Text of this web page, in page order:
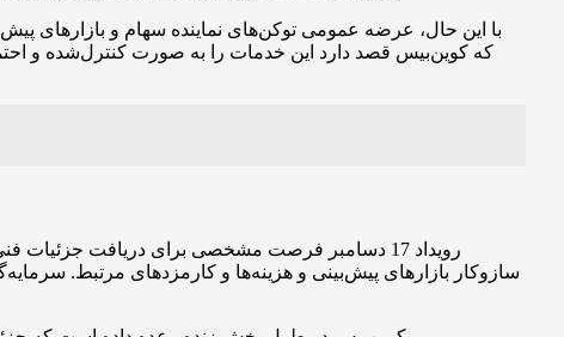
با این حال، عرضه عمومی توکن‌های نماینده سهام و بازارهای
که کوین‌بیس قصد دارد این خدمات را به صورت کنترل‌شده و
رویداد 17 دسامبر فرصت مشخصی برای دریافت
سازوکار بازارهای پیش‌بینی و هزینه‌ها و کارمزدهای مرتبط.